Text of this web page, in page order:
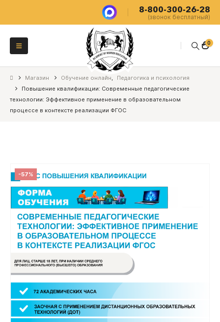
8-800-300-26-28
(звонок бесплатный)
0
Магазин Обучение онлайн,
Педагогика и психология
Повышение квалификации: Современные педагогические
технологии: Эффективное применение в образовательном
процессе в контексте реализации ФГОС
-57%